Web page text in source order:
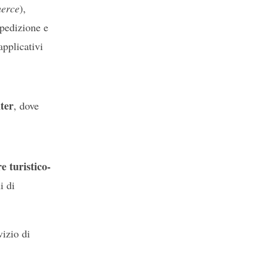
),
e
, dove
turistico-
di
di